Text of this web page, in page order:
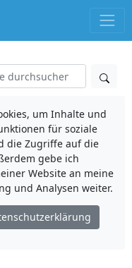
um Inhalte und
für soziale
die Zugriffe auf die
gebe ich
Website an meine
und Analysen weiter.